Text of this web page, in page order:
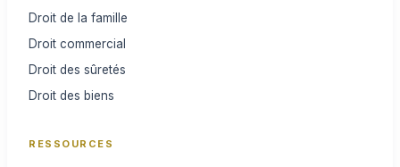
Droit de la famille
Droit commercial
Droit des sûretés
Droit des biens
RESSOURCES